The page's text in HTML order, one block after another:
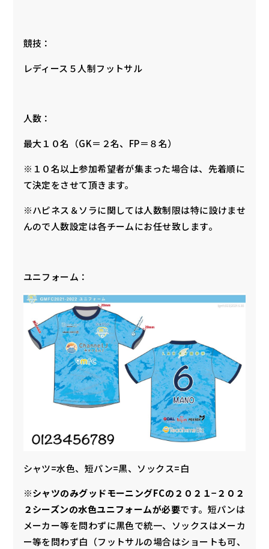
競技：
レディース５人制フットサル
人数：
最大１０名（GK＝２名、FP＝８名）
※１０名以上参加希望者が集まった場合は、先着順に
て決定をさせて頂きます。
※ハピネス＆ソラに関しては人数制限は特に設けませ
んので人数設定は各チームにお任せ致します。
ユニフォーム：
シャツ=水色、短パン=黒、ソックス=白
※シャツのみグッドモーニングFCの２０２１−２０２
２シーズンの水色ユニフォームが必要です。短パンは
メーカー等を問わずに黒色で統一、ソックスはメーカ
ー等を問わず白（フットサルの場合はショートも可、